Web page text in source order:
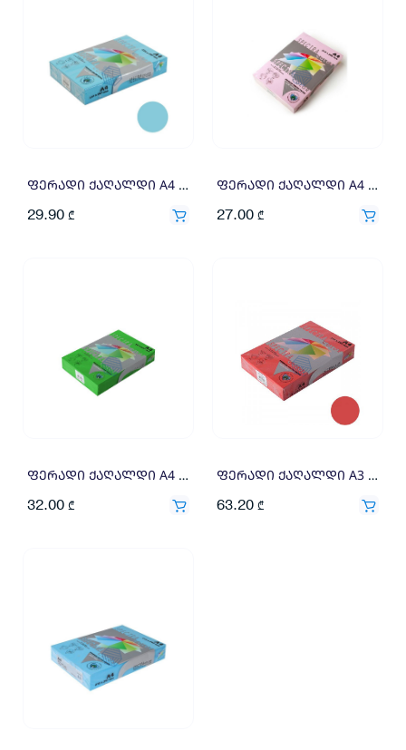
ფერადი ქაღალდი A4 80გრ 500ფ ცისფერი
29.90 ₾
ფერადი ქაღალდი A4 80გრ 500ფ ღია ვარდისფერი
27.00 ₾
ფერადი ქაღალდი A4 160გრ 250ფ მწვანე
32.00 ₾
ფერადი ქაღალდი A3 160გრ 250ფ ვარდისფერი
63.20 ₾